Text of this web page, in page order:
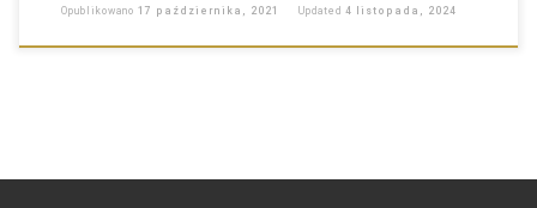
Opublikowano 17 października, 2021 Updated 4 listopada, 2024